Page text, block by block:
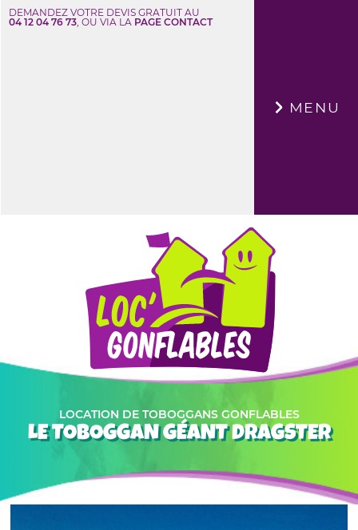
DEMANDEZ VOTRE DEVIS GRATUIT AU
04 12 04 76 73, OU VIA LA PAGE CONTACT
×MENU
LOCATION DE TOBOGGANS GONFLABLES
LE TOBOGGAN GÉANT DRAGSTER